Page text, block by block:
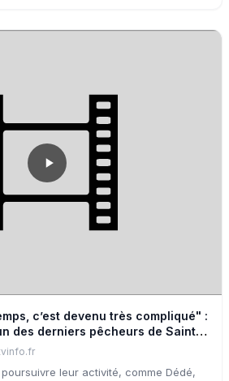
c’est devenu très compliqué" :
des derniers pêcheurs de Saint-
des yachts de luxe
leur activité, comme Dédé,